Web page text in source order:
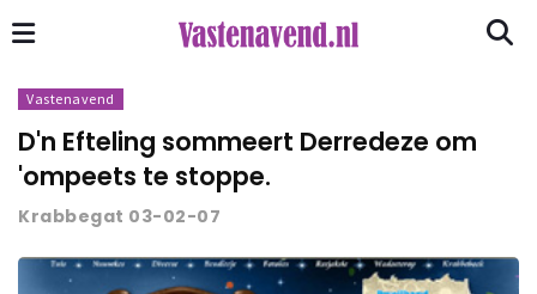
Vastenavend
D'n Efteling sommeert Derredeze om
'ompeets te stoppe.
Krabbegat 03-02-07